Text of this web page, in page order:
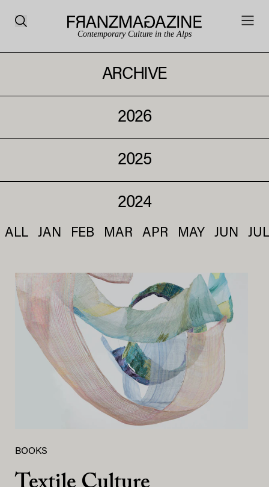
Contemporary Culture in the Alps
ARCHIVE
2026
2025
2024
ALL JAN FEB MAR APR MAY JUN JUL
BOOKS